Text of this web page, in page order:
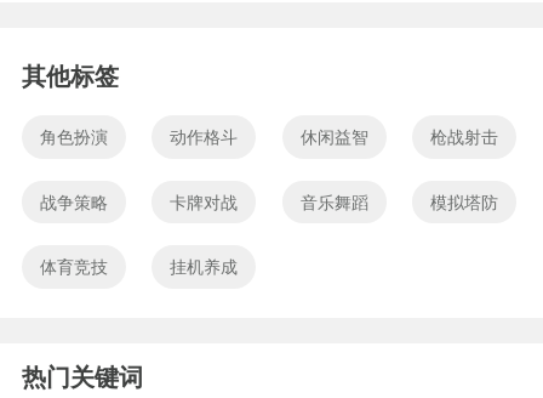
其他标签
角色扮演 动作格斗 休闲益智 枪战射击
战争策略 卡牌对战 音乐舞蹈 模拟塔防
体育竞技 挂机养成
热门关键词